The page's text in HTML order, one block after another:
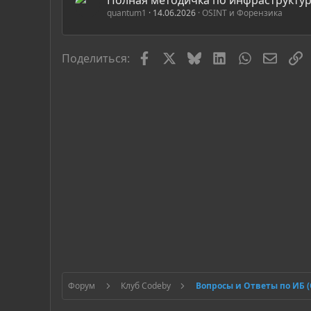
quantum1 14.06.2026 OSINT и Форензика
Поделиться: FacebookBlueskyLinkedInWhatsApp
Форум Клуб Codeby Вопросы и Ответы по ИБ